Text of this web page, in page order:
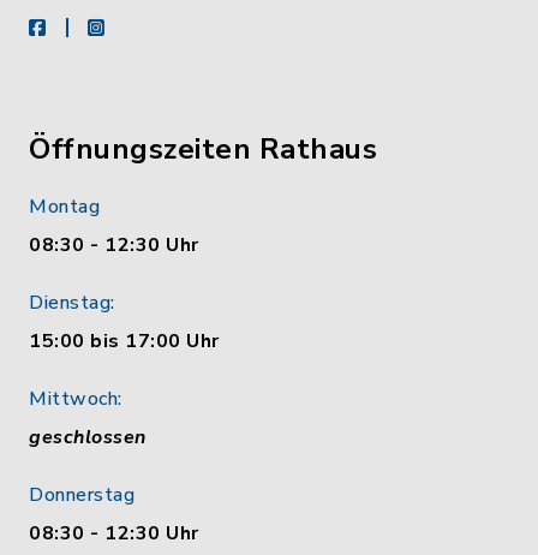
facebookinstagram
Öffnungszeiten Rathaus
Montag
08:30 - 12:30 Uhr
Dienstag:
15:00 bis 17:00 Uhr
Mittwoch:
geschlossen
Donnerstag
08:30 - 12:30 Uhr